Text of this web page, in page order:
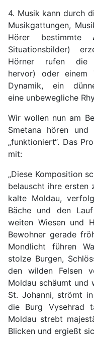
4. Musik kann durch
Musikgattungen,
Hörer bestimmte
Situationsbilder)
Hörner rufen die
hervor) oder einem
Dynamik, ein
eine unbewegliche
Wir wollen nun am
Smetana hören und
„funktioniert“. Das
mit:
„Diese Komposition
belauscht ihre ersten
kalte Moldau,
Bäche und den
weiten Wiesen und
Bewohner gerade
Mondlicht führen
stolze Burgen,
den wilden Felsen
Moldau schäumt und
St. Johanni, strömt
die Burg Vysehrad
Moldau strebt
Blicken und ergießt